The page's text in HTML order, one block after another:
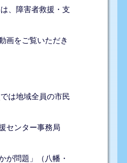
、障害者救援・支
画をご覧いただき
は地域全員の市民
センター事務局
が問題」（八幡・